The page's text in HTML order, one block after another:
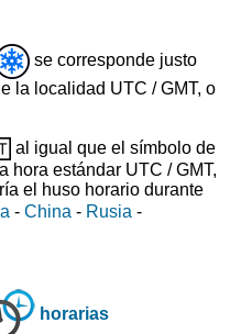
se corresponde justo
la localidad UTC / GMT, o
al igual que el símbolo de
hora estándar UTC / GMT,
el huso horario durante
- China - Rusia -
horarias